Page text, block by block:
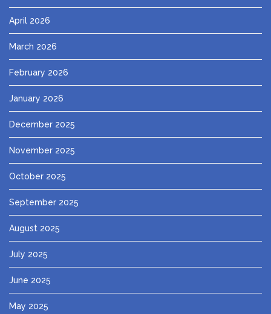
April 2026
March 2026
February 2026
January 2026
December 2025
November 2025
October 2025
September 2025
August 2025
July 2025
June 2025
May 2025